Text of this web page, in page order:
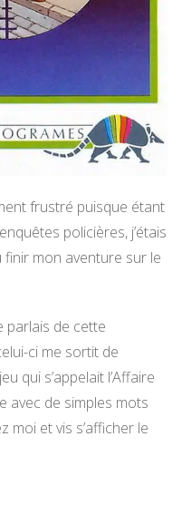
frustré puisque étant
policières, j’étais
finir mon aventure sur le
parlais de cette
ci me sortit de
qui s’appelait l’Affaire
avec de simples mots
moi et vis s’afficher le